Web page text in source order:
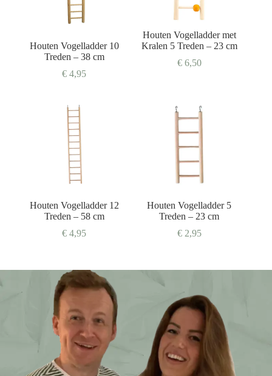
Houten Vogelladder 10
Treden – 38 cm
€ 4,95
Houten Vogelladder met
Kralen 5 Treden – 23 cm
€6,50
Houten Vogelladder 12
Treden – 58 cm
€ 4,95
Houten Vogelladder 5
Treden – 23 cm
€2,95